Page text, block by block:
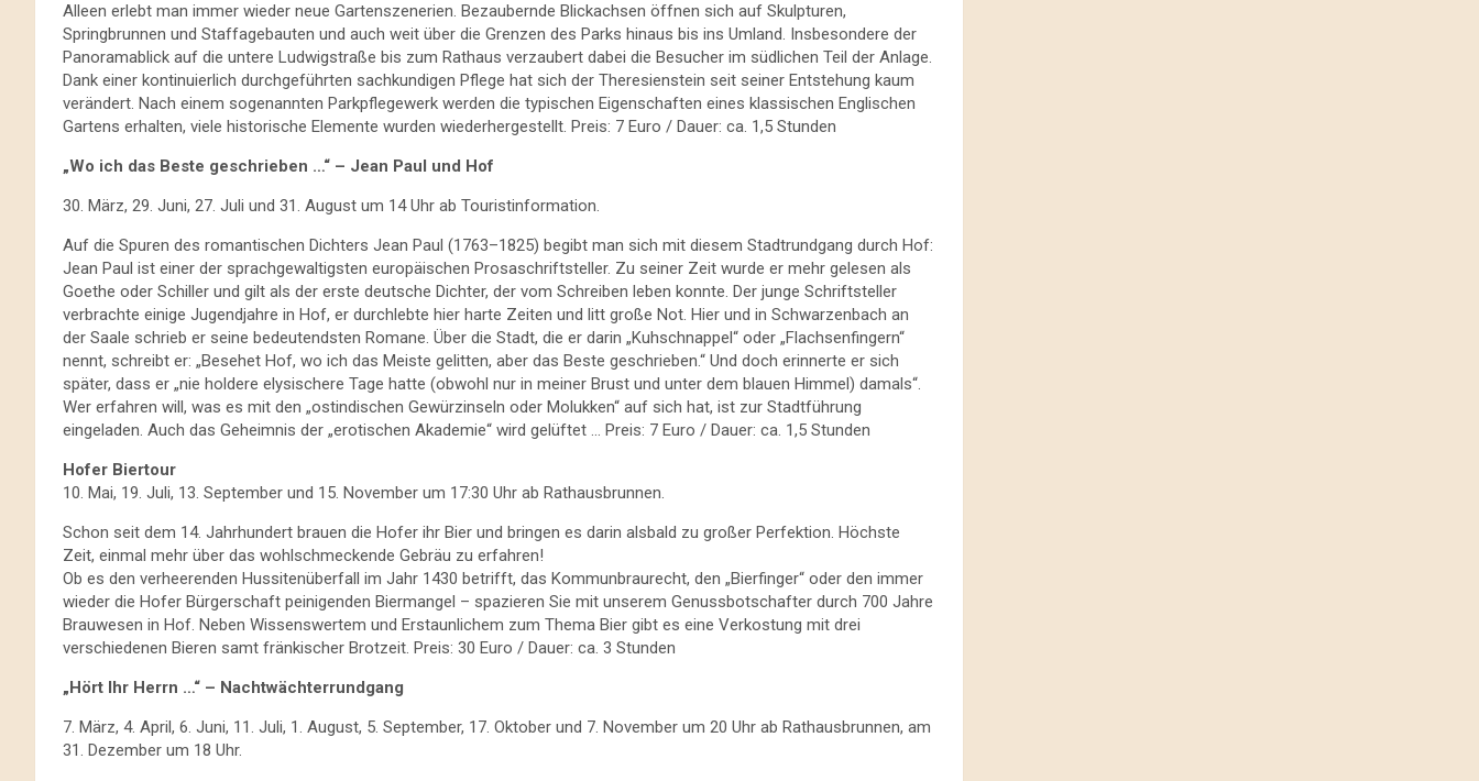
Alleen erlebt man immer wieder neue Gartenszenerien. Bezaubernde Blickachsen öffnen sich auf Skulpturen,
Springbrunnen und Staffagebauten und auch weit über die Grenzen des Parks hinaus bis ins Umland. Insbesondere der
Panoramablick auf die untere Ludwigstraße bis zum Rathaus verzaubert dabei die Besucher im südlichen Teil der Anlage.
Dank einer kontinuierlich durchgeführten sachkundigen Pflege hat sich der Theresienstein seit seiner Entstehung kaum
verändert. Nach einem sogenannten Parkpflegewerk werden die typischen Eigenschaften eines klassischen Englischen
Gartens erhalten, viele historische Elemente wurden wiederhergestellt. Preis: 7 Euro / Dauer: ca. 1,5 Stunden
„Wo ich das Beste geschrieben …“ – Jean Paul und Hof
30. März, 29. Juni, 27. Juli und 31. August um 14 Uhr ab Touristinformation.
Auf die Spuren des romantischen Dichters Jean Paul (1763–1825) begibt man sich mit diesem Stadtrundgang durch Hof:
Jean Paul ist einer der sprachgewaltigsten europäischen Prosaschriftsteller. Zu seiner Zeit wurde er mehr gelesen als
Goethe oder Schiller und gilt als der erste deutsche Dichter, der vom Schreiben leben konnte. Der junge Schriftsteller
verbrachte einige Jugendjahre in Hof, er durchlebte hier harte Zeiten und litt große Not. Hier und in Schwarzenbach an
der Saale schrieb er seine bedeutendsten Romane. Über die Stadt, die er darin „Kuhschnappel“ oder „Flachsenfingern“
nennt, schreibt er: „Besehet Hof, wo ich das Meiste gelitten, aber das Beste geschrieben.“ Und doch erinnerte er sich
später, dass er „nie holdere elysischere Tage hatte (obwohl nur in meiner Brust und unter dem blauen Himmel) damals“.
Wer erfahren will, was es mit den „ostindischen Gewürzinseln oder Molukken“ auf sich hat, ist zur Stadtführung
eingeladen. Auch das Geheimnis der „erotischen Akademie“ wird gelüftet … Preis: 7 Euro / Dauer: ca. 1,5 Stunden
Hofer Biertour
10. Mai, 19. Juli, 13. September und 15. November um 17:30 Uhr ab Rathausbrunnen.
Schon seit dem 14. Jahrhundert brauen die Hofer ihr Bier und bringen es darin alsbald zu großer Perfektion. Höchste
Zeit, einmal mehr über das wohlschmeckende Gebräu zu erfahren!
Ob es den verheerenden Hussitenüberfall im Jahr 1430 betrifft, das Kommunbraurecht, den „Bierfinger“ oder den immer
wieder die Hofer Bürgerschaft peinigenden Biermangel – spazieren Sie mit unserem Genussbotschafter durch 700 Jahre
Brauwesen in Hof. Neben Wissenswertem und Erstaunlichem zum Thema Bier gibt es eine Verkostung mit drei
verschiedenen Bieren samt fränkischer Brotzeit. Preis: 30 Euro / Dauer: ca. 3 Stunden
„Hört Ihr Herrn …“ – Nachtwächterrundgang
7. März, 4. April, 6. Juni, 11. Juli, 1. August, 5. September, 17. Oktober und 7. November um 20 Uhr ab Rathausbrunnen, am
31. Dezember um 18 Uhr.